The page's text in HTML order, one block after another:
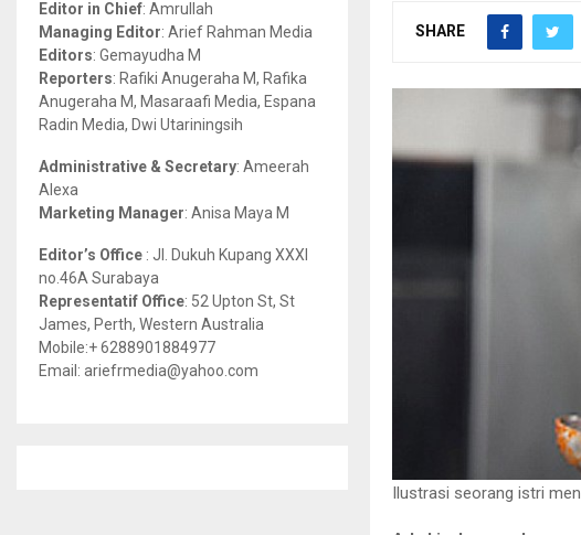
SHARE
Ilustrasi seorang istri
r
:
R
H
Editor in Chief: Amrullah
Managing Editor: Arief Rahman Media
Editors: Gemayudha M
Reporters: Rafiki Anugeraha M, Rafika
Anugeraha M, Masaraafi Media, Espana
Radin Media, Dwi Utariningsih
Administrative & Secretary: Ameerah
Alexa
Marketing Manager: Anisa Maya M
Editor’s Office : Jl. Dukuh Kupang XXXI
no.46A Surabaya
Representatif Office: 52 Upton St, St
James, Perth, Western Australia
Mobile:+ 6288901884977
Email: ariefrmedia@yahoo.com